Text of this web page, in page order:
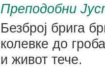
Преподобни
Безброј брига
колевке до
и живот тече.